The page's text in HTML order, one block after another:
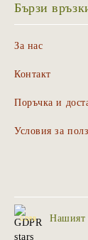
Бързи
За нас
Контакт
Поръчка и
Условия за
GDPR Нашият